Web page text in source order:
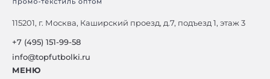
115201, г. Москва, Каширский проезд, д.7, подъезд 1, этаж 3
+7 (495) 151-99-58
info@topfutbolki.ru
МЕНЮ